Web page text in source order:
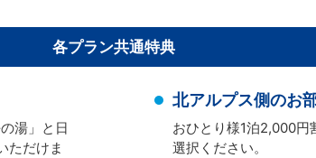
各プラン共通特典
湯」と日
ただけま
北アルプス側のお
おひとり様1泊2,000円
選択ください。